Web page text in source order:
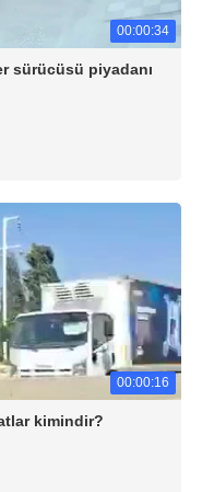
00:00:34
sürücüsü piyadanı
00:00:16
kimindir?